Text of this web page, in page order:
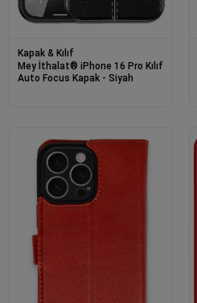
Kapak & Kılıf
Mey İthalat® iPhone 16 Pro Kılıf
Auto Focus Kapak - Siyah